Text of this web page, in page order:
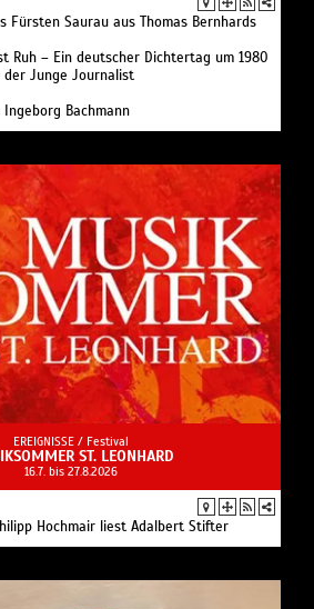
Fürsten Saurau aus Thomas Bernhards
Ruh – Ein deutscher Dichtertag um 1980
der Junge Journalist
Bachmann
EREIGNISSE / Festival
ST. LEONHARD
16.7. bis 27.8.2026
Hochmair liest Adalbert Stifter